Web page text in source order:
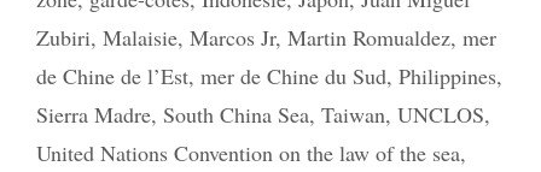
Zubiri, Malaisie, Marcos Jr, Martin Romualdez, mer
de Chine de l’Est, mer de Chine du Sud, Philippines,
Sierra Madre, South China Sea, Taiwan, UNCLOS,
United Nations Convention on the law of the sea,